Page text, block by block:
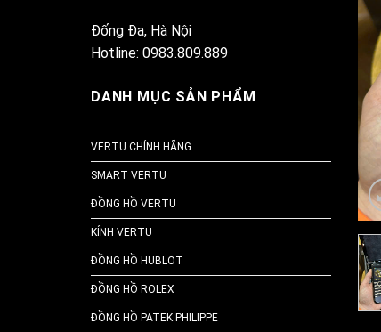
Đống Đa, Hà Nội
Hotline: 0983.809.889
DANH MỤC SẢN PHẨM
VERTU CHÍNH HÃNG
SMART VERTU
ĐỒNG HỒ VERTU
KÍNH VERTU
ĐỒNG HỒ HUBLOT
ĐỒNG HỒ ROLEX
ĐỒNG HỒ PATEK PHILIPPE